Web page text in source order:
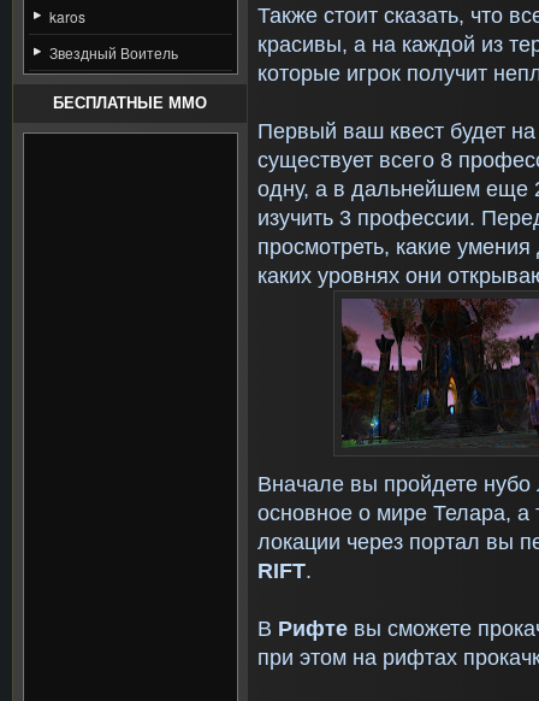
karos
Звездный Воитель
БЕСПЛАТНЫЕ MMO
Также стоит сказать, что
красивы, а на каждой из
которые игрок получит
Первый ваш квест будет
существует всего 8
одну, а в дальнейшем еще
изучить 3 профессии.
просмотреть, какие
каких уровнях они
Вначале вы пройдете нубо
основное о мире Телара,
локации через портал вы
RIFT.
В Рифте вы сможете
при этом на рифтах